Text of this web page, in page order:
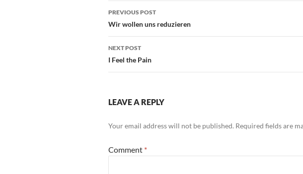
Signalen beruht. ---
Samaya Nissanke
geht, lege
Post
navigation
PREVIOUS POST
Wir wollen uns reduzieren
NEXT POST
I Feel the Pain
LEAVE A REPLY
Your email address will not be published. Required fields are
Comment *